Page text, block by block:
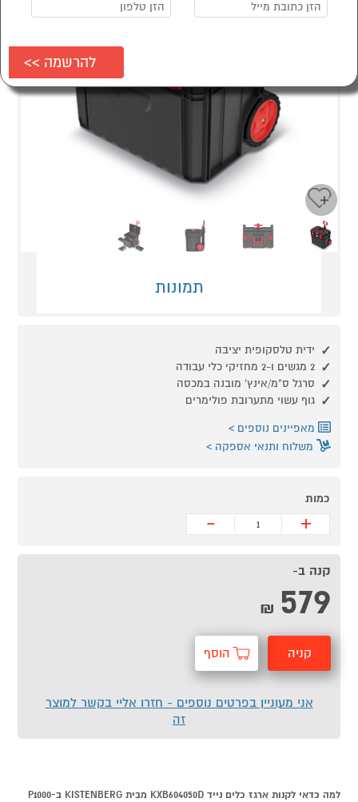
תמונות
ידית טלסקופית יציבה
2 מגשים ו-2 מחזיקי כלי עבודה
סרגל ס"מ/אינץ' מובנה במכסה
גוף עשוי מתערובת פולימרים
מאפיינים נוספים
משלוח ותנאי אספקה
כמות
+
-
קנה ב-
579
₪
קניה הוסף
אני מעוניין בפרטים נוספים - חזרו אליי בקשר למוצר
זה
למה כדאי לקנות ארגז כלים נייד KXB604050D מבית KISTENBERG ב-P1000